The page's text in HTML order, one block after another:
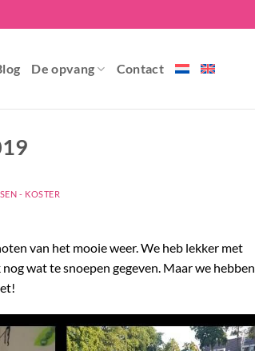
De opvang Contact
- KOSTER
van het mooie weer. We heb lekker met
wat te snoepen gegeven. Maar we hebben